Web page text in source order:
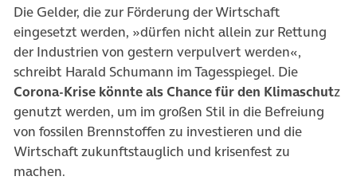
Die Gelder, die zur Förderung der Wirtschaft
eingesetzt werden, »dürfen nicht allein zur Rettung
der Industrien von gestern verpulvert werden«,
schreibt Harald Schumann im Tagesspiegel. Die
Corona-Krise könnte als Chance für den Klimaschutz
genutzt werden, um im großen Stil in die Befreiung
von fossilen Brennstoffen zu investieren und die
Wirtschaft zukunftstauglich und krisenfest zu
machen.